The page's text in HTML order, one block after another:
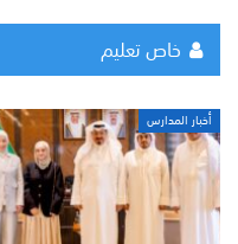
خاص تعليم
أخبار المدارس